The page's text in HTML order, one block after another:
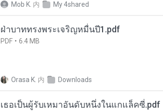
Mob K. 内 My 4shared
ฝ่าบาททรงพระเจริญหมื่นปี1.pdf
PDF 6.4 MB
Orasa K. 内 Downloads
เธอเป็นผู้รับเหมาอันดับหนึ่งในแกแล็คซี่.pdf